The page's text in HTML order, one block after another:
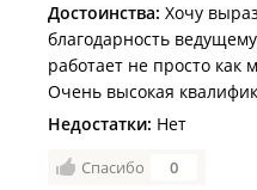
Достоинства: Хочу
благодарность
работает не просто как
Очень высокая
Недостатки: Нет
Спасибо 0